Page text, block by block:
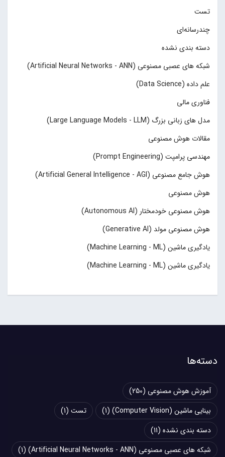
تست
چند‌‌رسانه‌ای
دسته بندی نشده
شبکه های عصبی مصنوعی (Artificial Neural Networks - ANN)
علم داده (Data Science)
فناوری مالی
مدل های زبانی بزرگ (Large Language Models - LLM)
مقالات هوش مصنوعی
مهندسی پرامپت (Prompt Engineering)
هوش جامع مصنوعی (Artificial General Intelligence - AGI)
هوش مصنوعی
هوش مصنوعی خودمختار (Autonomous AI)
هوش مصنوعی مولد (Generative AI)
یادگیری ماشین (Machine Learning - ML)
یادگیری ماشین (Machine Learning - ML)
دسته‌ها
آموزش هوش مصنوعی (250)
بینایی ماشین (Computer Vision)
(1) تست (1)
دسته بندی نشده (11)
شبکه های عصبی مصنوعی (Artificial Neural Networks - ANN)
(1)